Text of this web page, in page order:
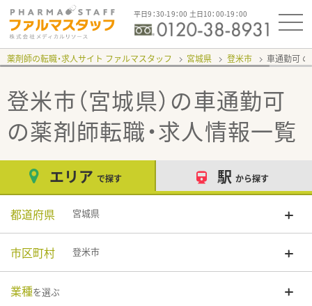
平日9：30-19：00 土日10：00-19：00
薬剤師の転職・求人サイト ファルマスタッフ 宮城県 登米市 車通勤可
登米市（宮城県）の車通勤可
の薬剤師転職・求人情報一覧
エリア で探す 駅 から探す
都道府県 宮城県
市区町村 登米市
業種を選ぶ